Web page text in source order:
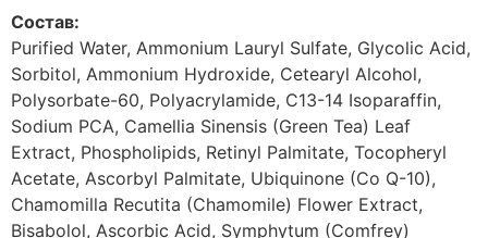
Состав:
Purified Water, Ammonium Lauryl Sulfate, Glycolic Acid,
Sorbitol, Ammonium Hydroxide, Cetearyl Alcohol,
Polysorbate-60, Polyacrylamide, C13-14 Isoparaffin,
Sodium PCA, Camellia Sinensis (Green Tea) Leaf
Extract, Phospholipids, Retinyl Palmitate, Tocopheryl
Acetate, Ascorbyl Palmitate, Ubiquinone (Co Q-10),
Chamomilla Recutita (Chamomile) Flower Extract,
Bisabolol, Ascorbic Acid, Symphytum (Comfrey)